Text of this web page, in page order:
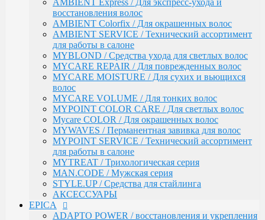
волос
ARGANIA RISE ORGANIC / Блеск и гладкость
волос
AMBER SHINE ORGANIC / Для придания блеска
DEEP RECOVER / Восстановление поврежденных
волос
VOLUME BOOSTER / Для придания объема
RICH COLOR / Для окрашенных волос
COMPLEX PRO / Защита во время и после
окрашивания
COLLAGEN PRO / Глубокое увлажнение волос
INTENSE MOISTURE / Для увлажнения и
питания сухих волос
DAILY HAIRCARE / Ежедневный уход
Техническая серия
Аксессуары
Ollin
PINK DREAM / Линия тонирующих средств для
светлых волос
L&P SYSTEM / Липидная система глубокого
восстановления волос
AMBIENT Express / Для экспресс-ухода и
восстановления волос
AMBIENT Colorfix / Для окрашенных волос
AMBIENT SERVICE / Технический ассортимент
для работы в салоне
MYBLOND / Средства ухода для светлых волос
MYCARE REPAIR / Для поврежденных волос
MYCARE MOISTURE / Для сухих и вьющихся
волос
MYCARE VOLUME / Для тонких волос
MYPOINT COLOR CARE / Для светлых волос
Mycare COLOR / Для окрашенных волос
MYWAVES / Перманентная завивка для волос
MYPOINT SERVICE / Технический ассортимент
для работы в салоне
MYTREAT / Трихологическая серия
MAN.CODE / Мужская серия
STYLE.UP / Средства для стайлинга
АКСЕССУАРЫ
EPICA
ADAPTO POWER / восстановления и укрепления